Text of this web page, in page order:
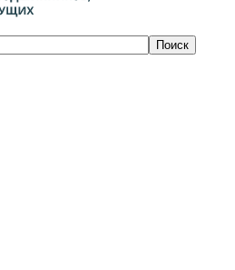
Поиск